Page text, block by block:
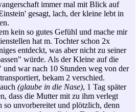
immer mal mit Blick auf
gesagt, lach, der kleine lebt in
kein so gutes Gefühl und mache mir
hat m. Tochter schon 2x
entdeckt, was aber nicht zu seiner
würde. Als der Kleine auf die
war nach 10 Stunden weg von der
bekam 2 verschied.
(glaube in die Nase), 1 Tag später
dass die Mutter mit zu ihm verlegt
so unvorbereitet und plötzlich, denn